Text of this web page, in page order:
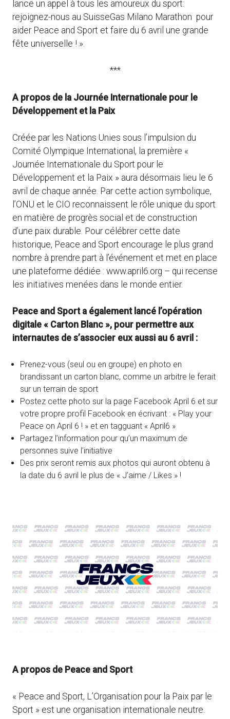
lance un appel à tous les amoureux du sport:
rejoignez-nous au SuisseGas Milano Marathon pour
aider Peace and Sport et faire du 6 avril une grande
fête universelle ! ».
***
A propos de la Journée Internationale pour le
Développement et la Paix
Créée par les Nations Unies sous l’impulsion du
Comité Olympique International, la première «
Journée Internationale du Sport pour le
Développement et la Paix » aura désormais lieu le 6
avril de chaque année. Par cette action symbolique,
l’ONU et le CIO reconnaissent le rôle unique du sport
en matière de progrès social et de construction
d’une paix durable. Pour célébrer cette date
historique, Peace and Sport encourage le plus grand
nombre à prendre part à l’événement et met en place
une plateforme dédiée : www.april6.org – qui recense
les initiatives menées dans le monde entier.
Peace and Sport a également lancé l’opération
digitale « Carton Blanc », pour permettre aux
internautes de s’associer eux aussi au 6 avril :
Prenez-vous (seul ou en groupe) en photo en
brandissant un carton blanc, comme un arbitre le ferait
sur un terrain de sport
Postez cette photo sur la page Facebook April 6 et sur
votre propre profil Facebook en écrivant : « Play your
Peace on April 6 ! » et en tagguant « April6 »
Partagez l’information pour qu’un maximum de
personnes suive l’initiative
Des prix seront remis aux photos qui auront obtenu à
la date du 6 avril le plus de « J’aime / Likes » !
A propos de Peace and Sport
« Peace and Sport, L’Organisation pour la Paix par le
Sport » est une organisation internationale neutre.